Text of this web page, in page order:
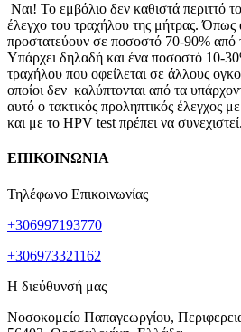
Ναι! Το εμβόλιο δεν καθιστά περιττό
έλεγχο του τραχήλου της μήτρας. Όπως
προστατεύουν σε ποσοστό 70-90% από
Υπάρχει δηλαδή και ένα ποσοστό 10-
τραχήλου που οφείλεται σε άλλους
οποίοι δεν καλύπτονται από τα
αυτό ο τακτικός προληπτικός έλεγχος
και με το HPV test πρέπει να συνεχιστεί.
ΕΠΙΚΟΙΝΩΝΙΑ
Τηλέφωνο Επικοινωνίας
+306997193770
+306973321162
Η διεύθυνσή μας
Νοσοκομείο Παπαγεωργίου,